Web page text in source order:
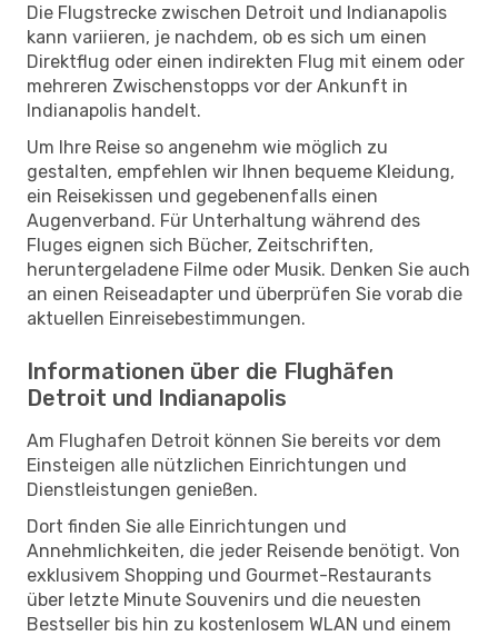
Die Flugstrecke zwischen Detroit und Indianapolis
kann variieren, je nachdem, ob es sich um einen
Direktflug oder einen indirekten Flug mit einem oder
mehreren Zwischenstopps vor der Ankunft in
Indianapolis handelt.
Um Ihre Reise so angenehm wie möglich zu
gestalten, empfehlen wir Ihnen bequeme Kleidung,
ein Reisekissen und gegebenenfalls einen
Augenverband. Für Unterhaltung während des
Fluges eignen sich Bücher, Zeitschriften,
heruntergeladene Filme oder Musik. Denken Sie auch
an einen Reiseadapter und überprüfen Sie vorab die
aktuellen Einreisebestimmungen.
Informationen über die Flughäfen
Detroit und Indianapolis
Am Flughafen Detroit können Sie bereits vor dem
Einsteigen alle nützlichen Einrichtungen und
Dienstleistungen genießen.
Dort finden Sie alle Einrichtungen und
Annehmlichkeiten, die jeder Reisende benötigt. Von
exklusivem Shopping und Gourmet-Restaurants
über letzte Minute Souvenirs und die neuesten
Bestseller bis hin zu kostenlosem WLAN und einem